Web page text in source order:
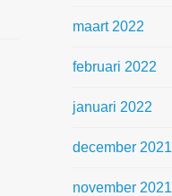
maart 2022
februari 2022
januari 2022
december 2021
november 2021